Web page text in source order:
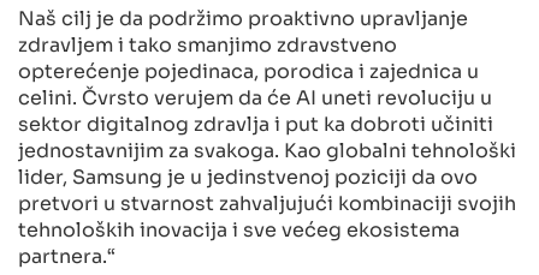
Naš cilj je da podržimo proaktivno upravljanje
zdravljem i tako smanjimo zdravstveno
opterećenje pojedinaca, porodica i zajednica u
celini. Čvrsto verujem da će AI uneti revoluciju u
sektor digitalnog zdravlja i put ka dobroti učiniti
jednostavnijim za svakoga. Kao globalni tehnološki
lider, Samsung je u jedinstvenoj poziciji da ovo
pretvori u stvarnost zahvaljujući kombinaciji svojih
tehnoloških inovacija i sve većeg ekosistema
partnera.“